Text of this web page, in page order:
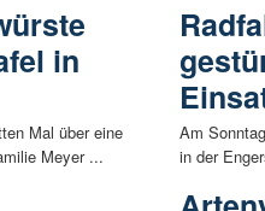
in
Mal über eine
Meyer ...
Am
in der